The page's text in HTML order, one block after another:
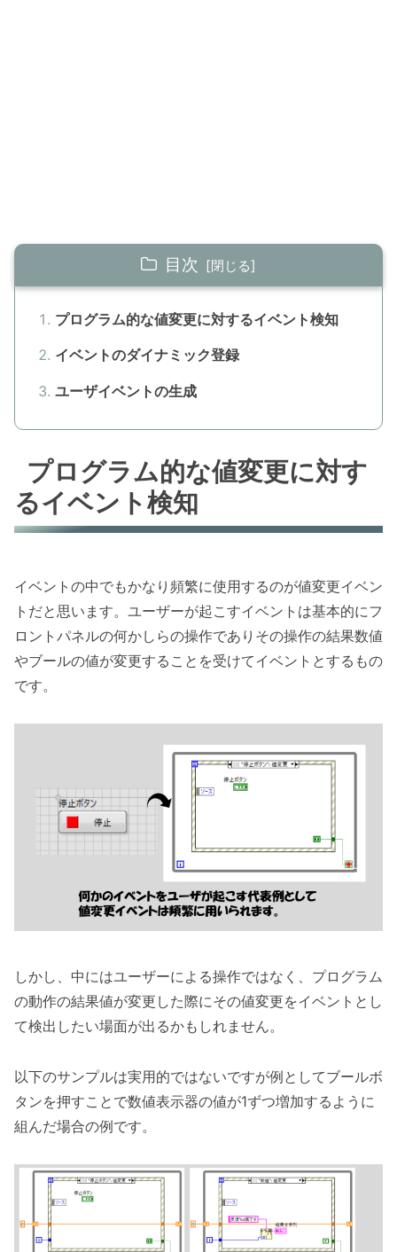
目次
プログラム的な値変更に対するイベント検知
イベントのダイナミック登録
ユーザイベントの生成
プログラム的な値変更に対す
るイベント検知
イベントの中でもかなり頻繁に使用するのが値変更イベン
トだと思います。ユーザーが起こすイベントは基本的にフ
ロントパネルの何かしらの操作でありその操作の結果数値
やブールの値が変更することを受けてイベントとするもの
です。
しかし、中にはユーザーによる操作ではなく、プログラム
の動作の結果値が変更した際にその値変更をイベントとし
て検出したい場面が出るかもしれません。
以下のサンプルは実用的ではないですが例としてブールボ
タンを押すことで数値表示器の値が1ずつ増加するように
組んだ場合の例です。